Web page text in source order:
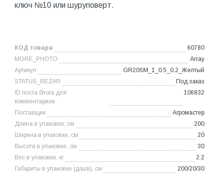
ключ №10 или шуруповерт.
КОД товара
60780
MORE_PHOTO
Array
Артикул
GR20SM_1_0.5_0.2_Желтый
STATUS_REZAR
Под заказ
ID поста блога для
комментариев
106832
Поставщик
Агромастер
Длина в упаковке, см
200
Ширина в упаковке, см
20
Высота в упаковке, см
30
Вес в упаковке, кг
2.2
Габариты в упаковке (д/ш/в), см
200/20/30